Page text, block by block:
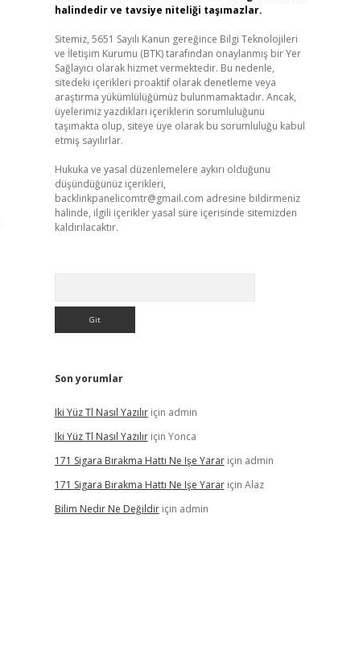
halindedir ve tavsiye niteliği taşımazlar.
Sitemiz, 5651 Sayılı Kanun gereğince Bilgi Teknolojileri
ve İletişim Kurumu (BTK) tarafından onaylanmış bir Yer
Sağlayıcı olarak hizmet vermektedir. Bu nedenle,
sitedeki içerikleri proaktif olarak denetleme veya
araştırma yükümlülüğümüz bulunmamaktadır. Ancak,
üyelerimiz yazdıkları içeriklerin sorumluluğunu
taşımakta olup, siteye üye olarak bu sorumluluğu kabul
etmiş sayılırlar.
Hukuka ve yasal düzenlemelere aykırı olduğunu
düşündüğünüz içerikleri,
backlinkpanelicomtr@gmail.com adresine bildirmeniz
halinde, ilgili içerikler yasal süre içerisinde sitemizden
kaldırılacaktır.
Son yorumlar
Iki Yüz Tl Nasıl Yazılıriçin admin
Iki Yüz Tl Nasıl Yazılıriçin Yonca
171 Sigara Bırakma Hattı Ne Işe Yarariçin admin
171 Sigara Bırakma Hattı Ne Işe Yarariçin Alaz
Bilim Nedir Ne Değildiriçin admin